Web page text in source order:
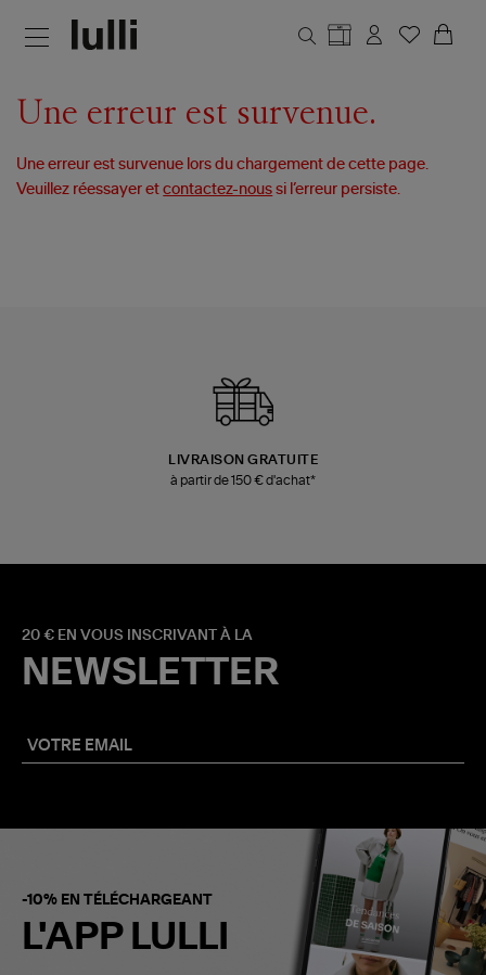
Une erreur est survenue.
Une erreur est survenue lors du chargement de cette page.
Veuillez réessayer etcontactez-nous si l’erreur persiste.
LIVRAISON GRATUITE
à partir de 150 € d'achat*
20 € EN VOUS INSCRIVANT À LA
NEWSLETTER
-10% EN TÉLÉCHARGEANT
L'APP LULLI